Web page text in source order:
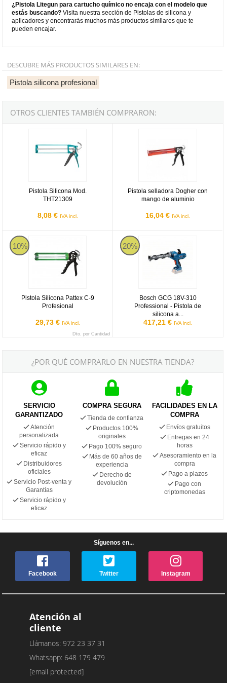
¿Pistola Litegun para cartucho químico no encaja con el modelo que
estás buscando? Visita nuestra sección de Pistolas de silicona y
aplicadores y encontrarás muchos más productos similares que te
pueden encajar.
DESCUBRE MÁS PRODUCTOS SIMILARES EN:
Pistola silicona profesional
OTROS CLIENTES TAMBIÉN COMPRARON:
Pistola Silicona Mod.
THT21309
8,08 € IVA incl.
Pistola selladora Dogher con
mango de aluminio
16,04 € IVA incl.
10%
Pistola Silicona Pattex C-9
Profesional
29,73 € IVA incl.
Dto. por Cantidad
Pistola Silicona Pattex C-9 Profesional
20%
Bosch GCG 18V-310
Professional - Pistola de
silicona a...
417,21 € IVA incl.
Bosch GCG 18V-310
¿POR QUÉ COMPRARLO EN NUESTRA TIENDA?
SERVICIO
GARANTIZADO
Atención
personalizada
Servicio rápido y
eficaz
Distribuidores
oficiales
Servicio Post-venta y
Garantías
Servicio rápido y
eficaz
COMPRA SEGURA
Tienda de confianza
Productos 100%
originales
Pago 100% seguro
Más de 60 años de
experiencia
Derecho de
devolución
FACILIDADES EN LA
COMPRA
Envíos gratuitos
Entregas en 24
horas
Asesoramiento en la
compra
Pago a plazos
Pago con
criptomonedas
Síguenos en...
Facebook Twitter Instagram
Atención al
cliente
Llámanos: 972 23 37 31
Whatsapp: 648 179 479
[email protected]